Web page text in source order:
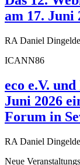
am 17. Juni
RA Daniel
ICANN86
eco e.V.
Juni 2026
Forum in
RA Daniel
Neue